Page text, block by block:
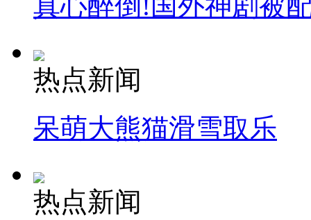
热点新闻
呆萌大熊猫滑雪取乐
热点新闻